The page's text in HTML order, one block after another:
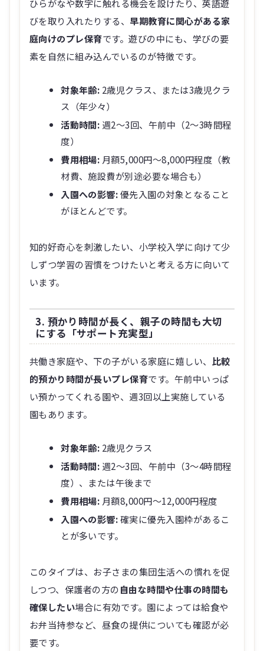
ひらがなや数字に触れる機会を設けたり、英語遊
びを取り入れたりする、 早期教育に関心がある家
庭向けのプレ保育です。遊びの中にも、学びの要
素を自然に組み込んでいるのが特徴です。
対象年齢: 2歳児クラス、または3歳児クラ
ス（年少々）
活動時間: 週2～3回、午前中（2～3時間程
度）
費用相場: 月額5,000円～8,000円程度（教
材費、施設費が別途必要な場合も）
入園への影響:優先入園の対象となること
がほとんどです。
知的好奇心を刺激したい、小学校入学に向けて少
しずつ学習の習慣をつけたいと考える方に向いて
います。
3. 預かり時間が長く、親子の時間も大切
にする「サポート充実型」
共働き家庭や、下の子がいる家庭に嬉しい、 比較
的預かり時間が長いプレ保育です。午前中いっぱ
い預かってくれる園や、週3回以上実施している
園もあります。
対象年齢: 2歳児クラス
活動時間: 週2～3回、午前中（3～4時間程
度）、または午後まで
費用相場: 月額8,000円～12,000円程度
入園への影響:確実に優先入園枠があるこ
とが多いです。
このタイプは、お子さまの集団生活への慣れを促
しつつ、保護者の方の自由な時間や仕事の時間も
確保したい場合に有効です。園によっては給食や
お弁当持参など、昼食の提供についても確認が必
要です。